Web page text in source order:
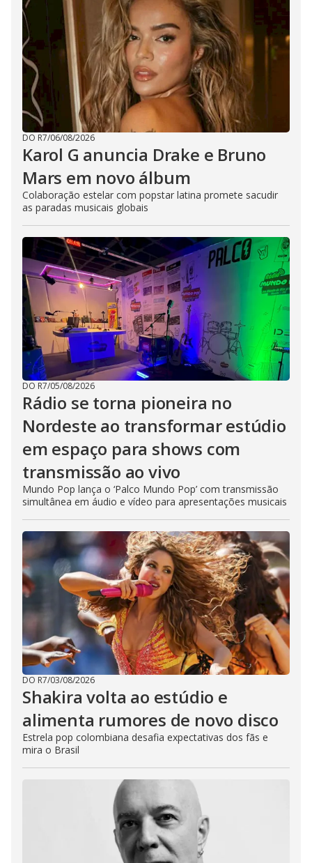
DO R7/06/08/2026
Karol G anuncia Drake e Bruno
Mars em novo álbum
Colaboração estelar com popstar latina promete sacudir
as paradas musicais globais
DO R7/05/08/2026
Rádio se torna pioneira no
Nordeste ao transformar estúdio
em espaço para shows com
transmissão ao vivo
Mundo Pop lança o ‘Palco Mundo Pop’ com transmissão
simultânea em áudio e vídeo para apresentações musicais
DO R7/03/08/2026
Shakira volta ao estúdio e
alimenta rumores de novo disco
Estrela pop colombiana desafia expectativas dos fãs e
mira o Brasil